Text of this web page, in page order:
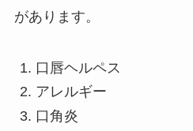
があります。
口唇ヘルペス
アレルギー
口角炎